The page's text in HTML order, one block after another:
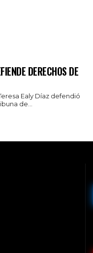
DERECHOS DE
Ealy Díaz defendió
de...